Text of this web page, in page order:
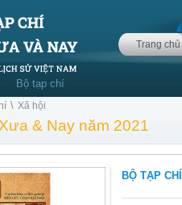
Trang chủ
Bộ tạp chí
\ Xã hội
& Nay năm 2021
BỘ TẠP